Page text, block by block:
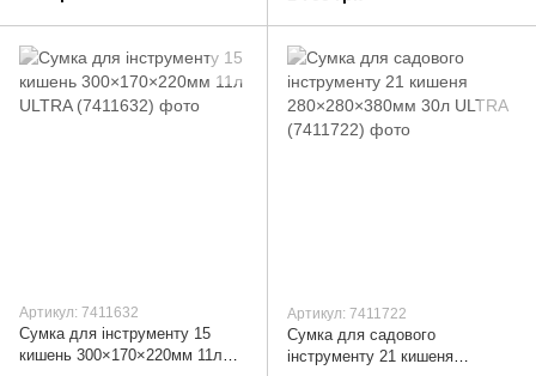
Артикул: 7411632
Сумка для інструменту 15
кишень 300×170×220мм 11л
Артикул: 7411722
Сумка для садового
інструменту 21 кишеня